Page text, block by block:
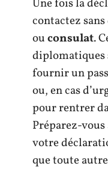
Une fois la
contactez
ouconsulat.
diplomatiques
fournir un
ou, en cas
pour rentrer
Préparez-
votre
que toute